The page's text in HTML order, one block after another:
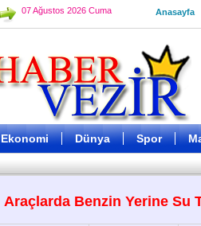
07 Ağustos 2026 Cuma Anasayfa
Ekonomi Dünya Spor
Araçlarda Benzin Yerine Su